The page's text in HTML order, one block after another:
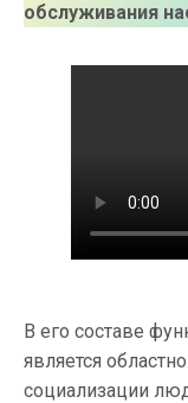
обслуживания
В его составе
является
социализации